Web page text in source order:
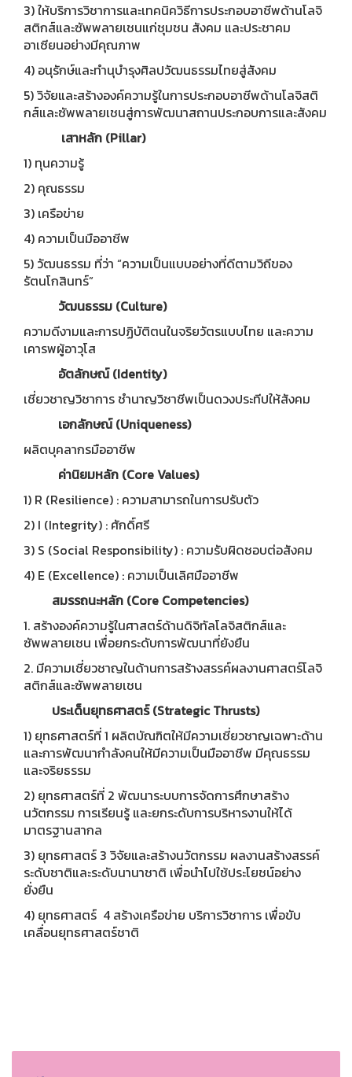
3) ให้บริการวิชาการและเทคนิควิธีการประกอบอาชีพด้านโลจิ
สติกส์และซัพพลายเชนแก่ชุมชน สังคม และประชาคม
อาเซียนอย่างมีคุณภาพ
4) อนุรักษ์และทำนุบำรุงศิลปวัฒนธรรมไทยสู่สังคม
5) วิจัยและสร้างองค์ความรู้ในการประกอบอาชีพด้านโลจิสติ
กส์และซัพพลายเชนสู่การพัฒนาสถานประกอบการและสังคม
เสาหลัก (Pillar)
1) ทุนความรู้
2) คุณธรรม
3) เครือข่าย
4) ความเป็นมืออาชีพ
5) วัฒนธรรม ที่ว่า “ความเป็นแบบอย่างที่ดีตามวิถีของ
รัตนโกสินทร์”
วัฒนธรรม (Culture)
ความดีงามและการปฏิบัติตนในจริยวัตรแบบไทย และความ
เคารพผู้อาวุโส
อัตลักษณ์ (Identity)
เชี่ยวชาญวิชาการ ชำนาญวิชาชีพเป็นดวงประทีปให้สังคม
เอกลักษณ์ (Uniqueness)
ผลิตบุคลากรมืออาชีพ
ค่านิยมหลัก (Core Values)
1) R (Resilience) : ความสามารถในการปรับตัว
2) I (Integrity) : ศักดิ์ศรี
3) S (Social Responsibility) : ความรับผิดชอบต่อสังคม
4) E (Excellence) : ความเป็นเลิศมืออาชีพ
สมรรถนะหลัก (Core Competencies)
1. สร้างองค์ความรู้ในศาสตร์ด้านดิจิทัลโลจิสติกส์และ
ซัพพลายเชน เพื่อยกระดับการพัฒนาที่ยังยืน
2. มีความเชี่ยวชาญในด้านการสร้างสรรค์ผลงานศาสตร์โลจิ
สติกส์และซัพพลายเชน
ประเด็นยุทธศาสตร์ (Strategic Thrusts)
1) ยุทธศาสตร์ที่ 1 ผลิตบัณฑิตให้มีความเชี่ยวชาญเฉพาะด้าน
และการพัฒนากำลังคนให้มีความเป็นมืออาชีพ มีคุณธรรม
และจริยธรรม
2) ยุทธศาสตร์ที่ 2 พัฒนาระบบการจัดการศึกษาสร้าง
นวัตกรรม การเรียนรู้ และยกระดับการบริหารงานให้ได้
มาตรฐานสากล
3) ยุทธศาสตร์ 3 วิจัยและสร้างนวัตกรรม ผลงานสร้างสรรค์
ระดับชาติและระดับนานาชาติ เพื่อนำไปใช้ประโยชน์อย่าง
ยั่งยืน
4) ยุทธศาสตร์ 4 สร้างเครือข่าย บริการวิชาการ เพื่อขับ
เคลื่อนยุทธศาสตร์ชาติ